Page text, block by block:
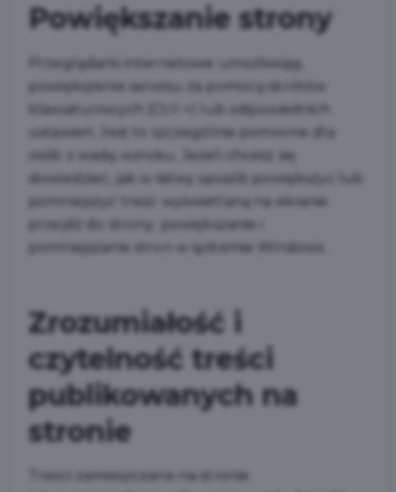
Powiększanie strony
Przeglądarki internetowe umożliwiają
powiększenie serwisu za pomocą skrótów
klawiaturowych (Ctrl +) lub odpowiednich
ustawień. Jest to szczególnie pomocne dla
osób z wadą wzroku. Jeżeli chcesz się
dowiedzieć, jak w łatwy sposób powiększyć lub
pomniejszyć treść wyświetlaną na ekranie
przejdź do strony: powiększanie i
pomniejszanie stron w systemie Windows.
Zrozumiałość i
czytelność treści
publikowanych na
stronie
Treści zamieszczane na stronie